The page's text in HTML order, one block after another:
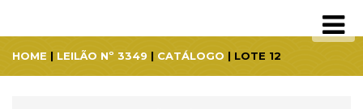
HOME | LEILÃO Nº 3349 | CATÁLOGO | LOTE 12